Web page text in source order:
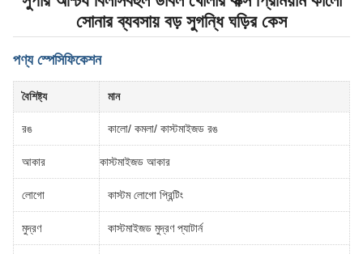
সোনার ব্যবসায় বড় সুগন্ধি ঘড়ির কেস
পণ্য স্পেসিফিকেশন
বৈশিষ্ট্য মান
রঙ কালো/ কমলা/ কাস্টমাইজড রঙ
আকার কাস্টমাইজড আকার
লোগো কাস্টম লোগো প্রিন্টিং
মুদ্রণ কাস্টমাইজড মুদ্রণ প্যাটার্ন